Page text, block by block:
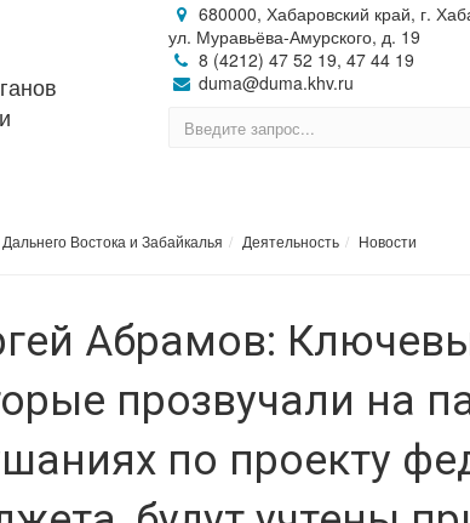
680000, Хабаровский край, г.
ул. Муравьёва-Амурского, д. 19
8 (4212) 47 52 19, 47 44 19
duma@duma.khv.ru
Востока и Забайкалья Деятельность Новости
Абрамов:
прозвучали на
по проекту